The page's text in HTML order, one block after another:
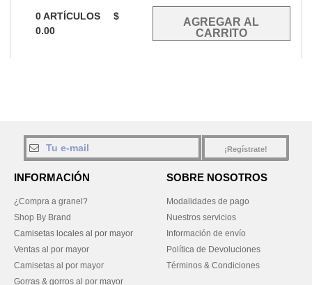
0ARTÍCULOS
$
0.00
¡Regístrate!
INFORMACIÓN
¿Compra a granel?
Shop By Brand
Camisetas locales al por mayor
Ventas al por mayor
Camisetas al por mayor
Gorras & gorros al por mayor
SOBRE NOSOTROS
Modalidades de pago
Nuestros servicios
Información de envío
Política de Devoluciones
Términos & Condiciones